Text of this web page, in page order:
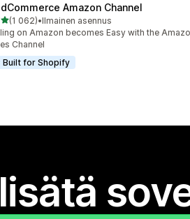
Amazon Channel
/ 5 tähteä
(1 062)
arvostelua yhteensä
•Ilmainen asennus
on Amazon becomes Easy with the
Channel
Built for Shopify